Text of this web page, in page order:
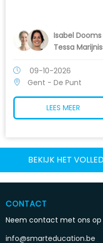
Isabel Dooms
Tessa
09-10-2026
Gent - De Punt
LEES MEER
BEKIJK HET
CONTACT
Neem contact met ons op
info@smarteducation.be